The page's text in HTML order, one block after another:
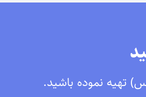
تهیه نموده باشید.